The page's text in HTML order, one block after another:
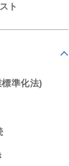
ト
準化法)